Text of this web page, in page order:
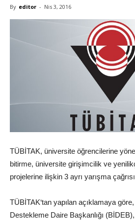
By editor - Nis 3, 2016
TÜBİTAK, üniversite öğrencilerine
bitirme, üniversite girişimcilik ve
projelerine ilişkin 3 ayrı yarışma
TÜBİTAK‘tan yapılan açıklamaya
Destekleme Daire Başkanlığı (BİDEB),